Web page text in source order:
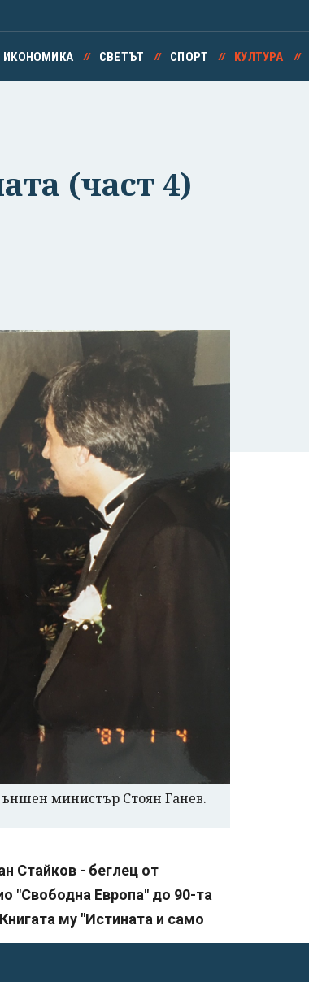
ИКОНОМИКА СВЕТЪТ СПОРТ КУЛТУРА
(част 4)
министър Стоян Ганев.
Стайков - беглец от
"Свободна Европа" до 90-та
му "Истината и само